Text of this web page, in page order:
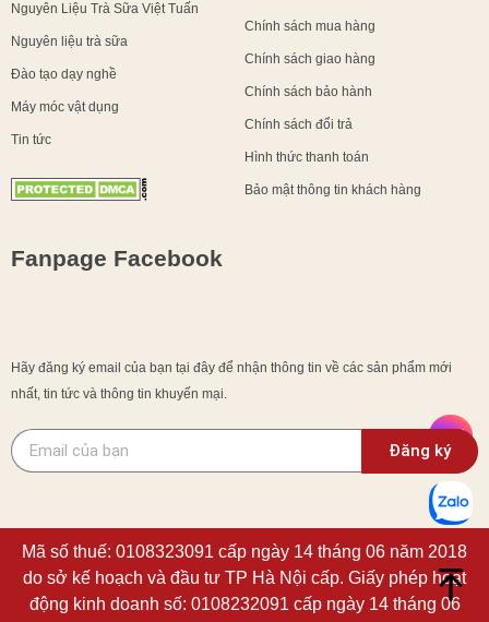
Nguyên Liệu Trà Sữa Việt Tuấn
Nguyên liệu trà sữa
Đào tạo dạy nghề
Máy móc vật dụng
Tin tức
Chính sách mua hàng
Chính sách giao hàng
Chính sách bảo hành
Chính sách đổi trả
Hình thức thanh toán
Bảo mật thông tin khách hàng
Fanpage Facebook
Hãy đăng ký email của bạn tại đây để nhận thông tin về các sản phẩm mới
nhất, tin tức và thông tin khuyến mại.
Đăng ký
Mã số thuế: 0108323091 cấp ngày 14 tháng 06 năm 2018
do sở kế hoạch và đầu tư TP Hà Nội cấp. Giấy phép hoạt
động kinh doanh số: 0108232091 cấp ngày 14 tháng 06